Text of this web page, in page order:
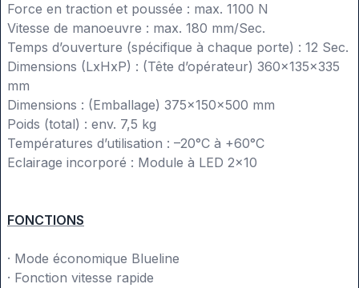
Force en traction et poussée : max. 1100 N
Vitesse de manoeuvre : max. 180 mm/Sec.
Temps d’ouverture (spécifique à chaque porte) : 12 Sec.
Dimensions (LxHxP) : (Tête d’opérateur) 360x135x335
mm
Dimensions : (Emballage) 375x150x500 mm
Poids (total) : env. 7,5 kg
Températures d’utilisation : –20°C à +60°C
Eclairage incorporé : Module à LED 2x10
FONCTIONS
· Mode économique Blueline
· Fonction vitesse rapide